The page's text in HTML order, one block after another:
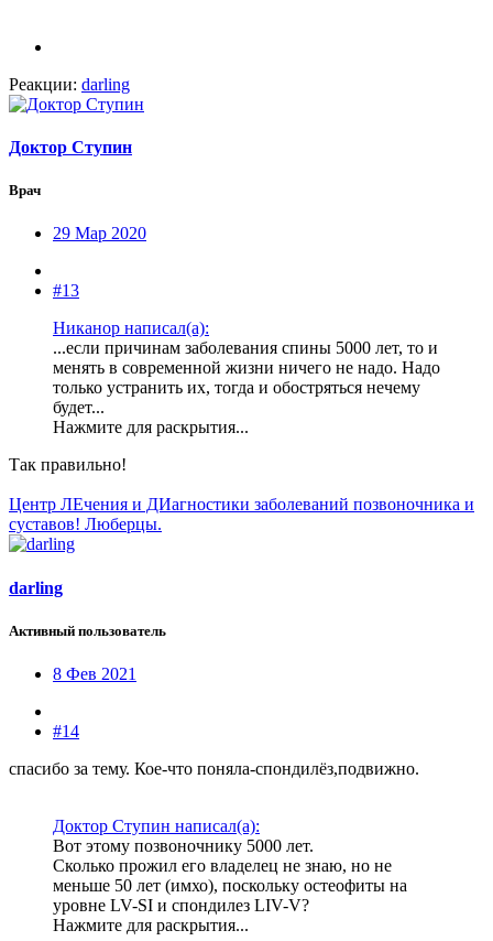
Реакции: darling
Доктор Ступин
Врач
29 Мар 2020
#13
Никанор написал(а):
...если причинам заболевания спины 5000 лет, то и
менять в современной жизни ничего не надо. Надо
только устранить их, тогда и обостряться нечему
будет...
Нажмите для раскрытия...
Так правильно!
Центр ЛЕчения и ДИагностики заболеваний позвоночника и
суставов! Люберцы.
darling
Активный пользователь
8 Фев 2021
#14
спасибо за тему. Кое-что поняла-спондилёз,подвижно.
Доктор Ступин написал(а):
Вот этому позвоночнику 5000 лет.
Сколько прожил его владелец не знаю, но не
меньше 50 лет (имхо), поскольку остеофиты на
уровне LV-SI и спондилез LIV-V?
Нажмите для раскрытия...